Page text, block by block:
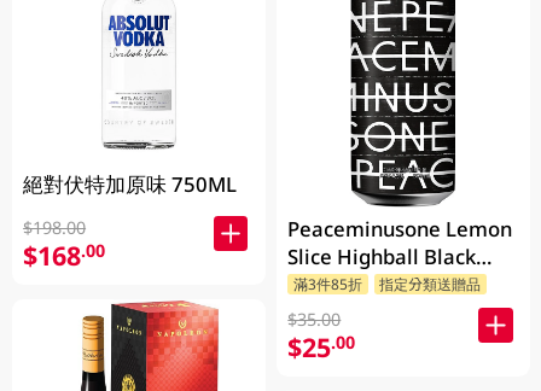
絕對伏特加原味 750ML
$198.00
$168.00
Peaceminusone Lemon
Slice Highball Black
500ML (G-Dragon's
brand)
滿3件85折 指定分類送贈品
$35.00
$25.00